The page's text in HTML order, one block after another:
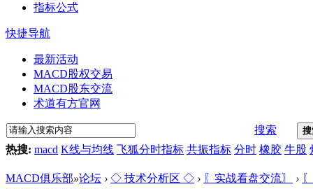
指标公式
快捷导航
最新活动
MACD股权交易
MACD股东交流
术道有方官网
搜索
热搜: macd K线与均线 飞狐分时指标 共振指标 分时 橡胶 牛股
MACD俱乐部»论坛 › ◇ 技术分析区 ◇ › 〖实战看盘交流〗 ›